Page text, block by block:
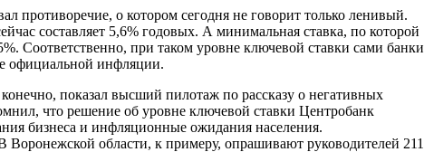
противоречие, о котором сегодня не говорит только ленивый.
составляет 5,6% годовых. А минимальная ставка, по которой
Соответственно, при таком уровне ключевой ставки сами банки
официальной инфляции.
показал высший пилотаж по рассказу о негативных
что решение об уровне ключевой ставки Центробанк
бизнеса и инфляционные ожидания населения.
Воронежской области, к примеру, опрашивают руководителей 211